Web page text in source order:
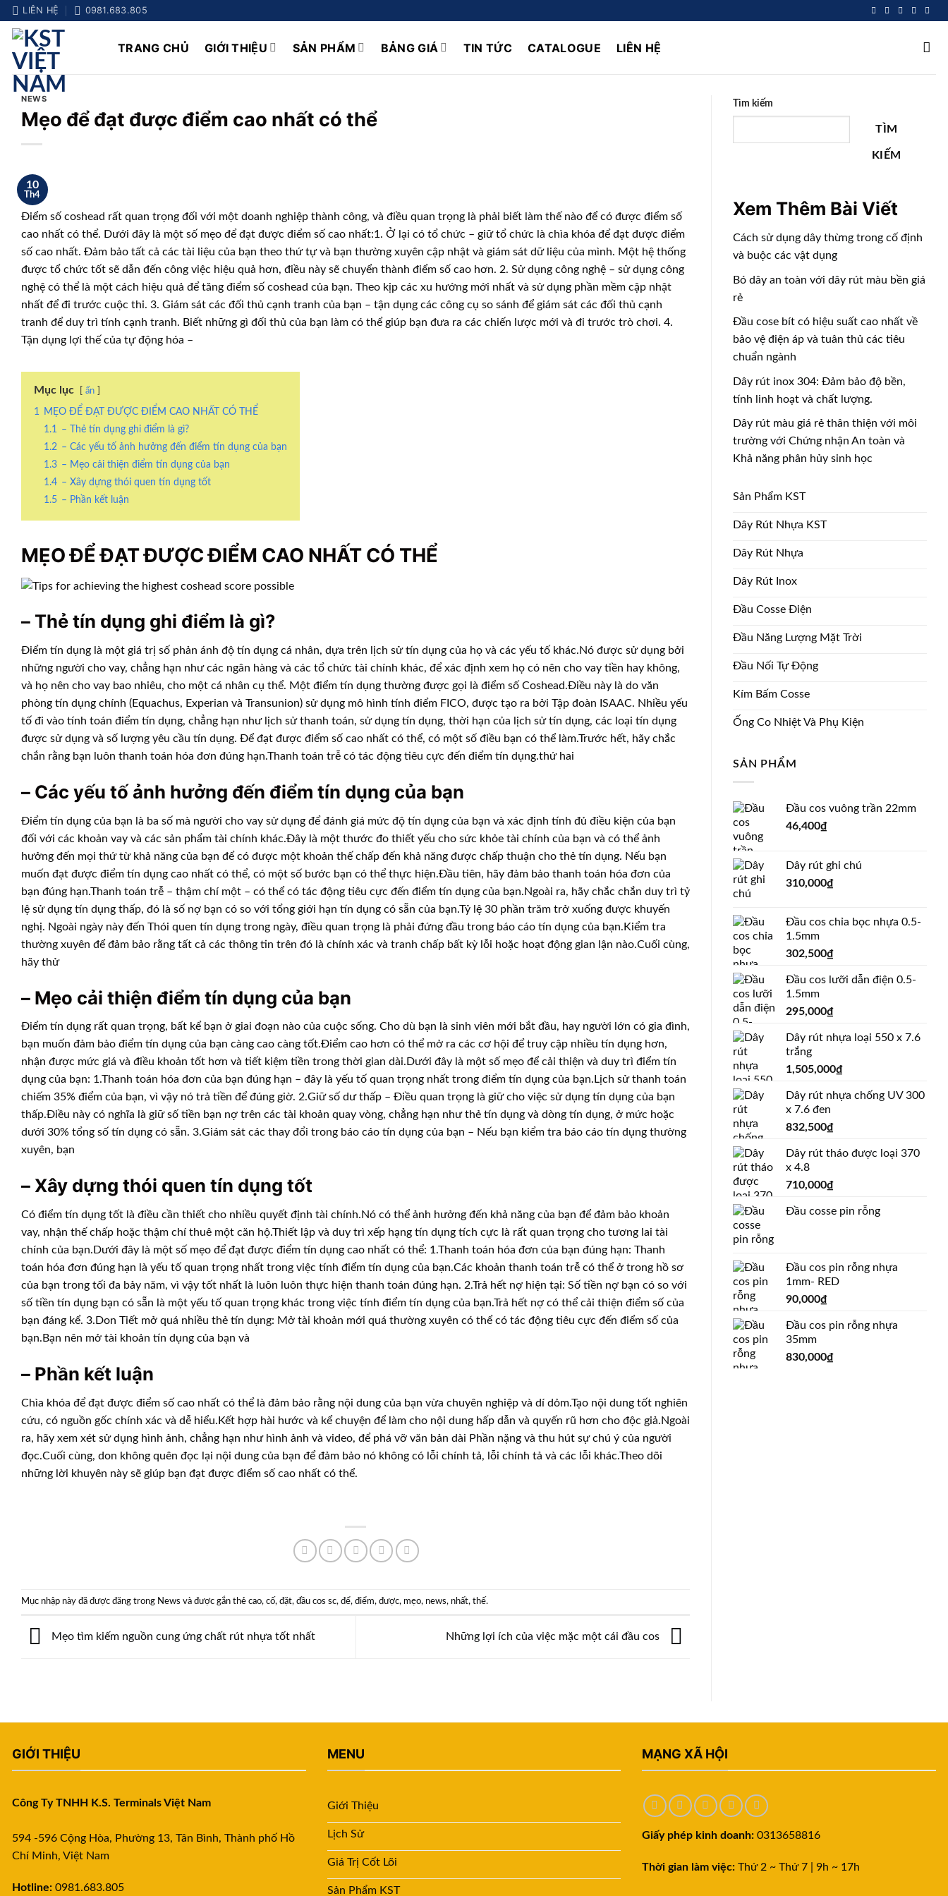
Chuyển
nội
dung
LIÊN HỆ 0981.683.805
TRANG CHỦ GIỚI THIỆU SẢN PHẨM BẢNG GIÁ TIN TỨC CATALOGUE LIÊN HỆ
NEWS
Mẹo để đạt được điểm cao nhất có thể
10
Th4
Điểm số coshead rất quan trọng đối với một doanh nghiệp thành công, và điều quan trọng là phải biết làm thế nào để có được điểm số
cao nhất có thể. Dưới đây là một số mẹo để đạt được điểm số cao nhất:1. Ở lại có tổ chức – giữ tổ chức là chìa khóa để đạt được điểm
số cao nhất. Đảm bảo tất cả các tài liệu của bạn theo thứ tự và bạn thường xuyên cập nhật và giám sát dữ liệu của mình. Một hệ thống
được tổ chức tốt sẽ dẫn đến công việc hiệu quả hơn, điều này sẽ chuyển thành điểm số cao hơn. 2. Sử dụng công nghệ – sử dụng công
nghệ có thể là một cách hiệu quả để tăng điểm số coshead của bạn. Theo kịp các xu hướng mới nhất và sử dụng phần mềm cập nhật
nhất để đi trước cuộc thi. 3. Giám sát các đối thủ cạnh tranh của bạn – tận dụng các công cụ so sánh để giám sát các đối thủ cạnh
tranh để duy trì tính cạnh tranh. Biết những gì đối thủ của bạn làm có thể giúp bạn đưa ra các chiến lược mới và đi trước trò chơi. 4.
Tận dụng lợi thế của tự động hóa –
Mục lục ẩn
1
MẸO ĐỂ ĐẠT ĐƯỢC ĐIỂM CAO NHẤT CÓ THỂ
1.1
– Thẻ tín dụng ghi điểm là gì?
1.2 – Các yếu tố ảnh hưởng đến điểm tín dụng của bạn
1.3 – Mẹo cải thiện điểm tín dụng của bạn
1.4 – Xây dựng thói quen tín dụng tốt
1.5 – Phần kết luận
MẸO ĐỂ ĐẠT ĐƯỢC ĐIỂM CAO NHẤT CÓ THỂ
– Thẻ tín dụng ghi điểm là gì?
Điểm tín dụng là một giá trị số phản ánh độ tín dụng cá nhân, dựa trên lịch sử tín dụng của họ và các yếu tố khác.Nó được sử dụng bởi
những người cho vay, chẳng hạn như các ngân hàng và các tổ chức tài chính khác, để xác định xem họ có nên cho vay tiền hay không,
và họ nên cho vay bao nhiêu, cho một cá nhân cụ thể. Một điểm tín dụng thường được gọi là điểm số Coshead.Điều này là do văn
phòng tín dụng chính (Equachus, Experian và Transunion) sử dụng mô hình tính điểm FICO, được tạo ra bởi Tập đoàn ISAAC. Nhiều yếu
tố đi vào tính toán điểm tín dụng, chẳng hạn như lịch sử thanh toán, sử dụng tín dụng, thời hạn của lịch sử tín dụng, các loại tín dụng
được sử dụng và số lượng yêu cầu tín dụng. Để đạt được điểm số cao nhất có thể, có một số điều bạn có thể làm.Trước hết, hãy chắc
chắn rằng bạn luôn thanh toán hóa đơn đúng hạn.Thanh toán trễ có tác động tiêu cực đến điểm tín dụng.thứ hai
– Các yếu tố ảnh hưởng đến điểm tín dụng của bạn
Điểm tín dụng của bạn là ba số mà người cho vay sử dụng để đánh giá mức độ tín dụng của bạn và xác định tính đủ điều kiện của bạn
đối với các khoản vay và các sản phẩm tài chính khác.Đây là một thước đo thiết yếu cho sức khỏe tài chính của bạn và có thể ảnh
hưởng đến mọi thứ từ khả năng của bạn để có được một khoản thế chấp đến khả năng được chấp thuận cho thẻ tín dụng. Nếu bạn
muốn đạt được điểm tín dụng cao nhất có thể, có một số bước bạn có thể thực hiện.Đầu tiên, hãy đảm bảo thanh toán hóa đơn của
bạn đúng hạn.Thanh toán trễ – thậm chí một – có thể có tác động tiêu cực đến điểm tín dụng của bạn.Ngoài ra, hãy chắc chắn duy trì tỷ
lệ sử dụng tín dụng thấp, đó là số nợ bạn có so với tổng giới hạn tín dụng có sẵn của bạn.Tỷ lệ 30 phần trăm trở xuống được khuyến
nghị. Ngoài ngày này đến Thói quen tín dụng trong ngày, điều quan trọng là phải đứng đầu trong báo cáo tín dụng của bạn.Kiểm tra
thường xuyên để đảm bảo rằng tất cả các thông tin trên đó là chính xác và tranh chấp bất kỳ lỗi hoặc hoạt động gian lận nào.Cuối cùng,
hãy thử
– Mẹo cải thiện điểm tín dụng của bạn
Điểm tín dụng rất quan trọng, bất kể bạn ở giai đoạn nào của cuộc sống. Cho dù bạn là sinh viên mới bắt đầu, hay người lớn có gia đình,
bạn muốn đảm bảo điểm tín dụng của bạn càng cao càng tốt.Điểm cao hơn có thể mở ra các cơ hội để truy cập nhiều tín dụng hơn,
nhận được mức giá và điều khoản tốt hơn và tiết kiệm tiền trong thời gian dài.Dưới đây là một số mẹo để cải thiện và duy trì điểm tín
dụng của bạn: 1.Thanh toán hóa đơn của bạn đúng hạn – đây là yếu tố quan trọng nhất trong điểm tín dụng của bạn.Lịch sử thanh toán
chiếm 35% điểm của bạn, vì vậy nó trả tiền để đúng giờ. 2.Giữ số dư thấp – Điều quan trọng là giữ cho việc sử dụng tín dụng của bạn
thấp.Điều này có nghĩa là giữ số tiền bạn nợ trên các tài khoản quay vòng, chẳng hạn như thẻ tín dụng và dòng tín dụng, ở mức hoặc
dưới 30% tổng số tín dụng có sẵn. 3.Giám sát các thay đổi trong báo cáo tín dụng của bạn – Nếu bạn kiểm tra báo cáo tín dụng thường
xuyên, bạn
– Xây dựng thói quen tín dụng tốt
Có điểm tín dụng tốt là điều cần thiết cho nhiều quyết định tài chính.Nó có thể ảnh hưởng đến khả năng của bạn để đảm bảo khoản
vay, nhận thế chấp hoặc thậm chí thuê một căn hộ.Thiết lập và duy trì xếp hạng tín dụng tích cực là rất quan trọng cho tương lai tài
chính của bạn.Dưới đây là một số mẹo để đạt được điểm tín dụng cao nhất có thể: 1.Thanh toán hóa đơn của bạn đúng hạn: Thanh
toán hóa đơn đúng hạn là yếu tố quan trọng nhất trong việc tính điểm tín dụng của bạn.Các khoản thanh toán trễ có thể ở trong hồ sơ
của bạn trong tối đa bảy năm, vì vậy tốt nhất là luôn luôn thực hiện thanh toán đúng hạn. 2.Trả hết nợ hiện tại: Số tiền nợ bạn có so với
số tiền tín dụng bạn có sẵn là một yếu tố quan trọng khác trong việc tính điểm tín dụng của bạn.Trả hết nợ có thể cải thiện điểm số của
bạn đáng kể. 3.Don Tiết mở quá nhiều thẻ tín dụng: Mở tài khoản mới quá thường xuyên có thể có tác động tiêu cực đến điểm số của
bạn.Bạn nên mở tài khoản tín dụng của bạn và
– Phần kết luận
Chìa khóa để đạt được điểm số cao nhất có thể là đảm bảo rằng nội dung của bạn vừa chuyên nghiệp và dí dỏm.Tạo nội dung tốt nghiên
cứu, có nguồn gốc chính xác và dễ hiểu.Kết hợp hài hước và kể chuyện để làm cho nội dung hấp dẫn và quyến rũ hơn cho độc giả.Ngoài
ra, hãy xem xét sử dụng hình ảnh, chẳng hạn như hình ảnh và video, để phá vỡ văn bản dài Phần nặng và thu hút sự chú ý của người
đọc.Cuối cùng, don không quên đọc lại nội dung của bạn để đảm bảo nó không có lỗi chính tả, lỗi chính tả và các lỗi khác.Theo dõi
những lời khuyên này sẽ giúp bạn đạt được điểm số cao nhất có thể.
Mục nhập này đã được đăng trong News và được gắn thẻ cao, cố, đặt, đầu cos sc, để, điểm, được, mẹo, news, nhất, thế.
Mẹo tìm kiếm nguồn cung ứng chất rút nhựa tốt nhất Những lợi ích của việc mặc một cái đầu cos
Tìm kiếm
TÌM
KIẾM
Xem Thêm Bài Viết
Cách sử dụng dây thừng trong cố định
và buộc các vật dụng
Bó dây an toàn với dây rút màu bền giá
rẻ
Đầu cose bít có hiệu suất cao nhất về
bảo vệ điện áp và tuân thủ các tiêu
chuẩn ngành
Dây rút inox 304: Đảm bảo độ bền,
tính linh hoạt và chất lượng.
Dây rút màu giá rẻ thân thiện với môi
trường với Chứng nhận An toàn và
Khả năng phân hủy sinh học
Sản Phẩm KST
Dây Rút Nhựa KST
Dây Rút Nhựa
Dây Rút Inox
Đầu Cosse Điện
Đầu Năng Lượng Mặt Trời
Đầu Nối Tự Động
Kím Bấm Cosse
Ống Co Nhiệt Và Phụ Kiện
SẢN PHẨM
Đầu cos vuông trần 22mm
46,400₫
Dây rút ghi chú
310,000₫
Đầu cos chỉa bọc nhựa 0.5-
1.5mm
302,500₫
Đầu cos lưỡi dẫn điện 0.5-
1.5mm
295,000₫
Dây rút nhựa loại 550 x 7.6
trắng
1,505,000₫
Dây rút nhựa chống UV 300
x 7.6 đen
832,500₫
Dây rút tháo được loại 370
x 4.8
710,000₫
Đầu cosse pin rỗng
Đầu cos pin rỗng nhựa
1mm- RED
90,000₫
Đầu cos pin rỗng nhựa
35mm
830,000₫
GIỚI THIỆU
Công Ty TNHH K.S. Terminals Việt Nam
594 -596 Cộng Hòa, Phường 13, Tân Bình, Thành phố Hồ
Chí Minh, Việt Nam
Hotline: 0981.683.805
MENU
Giới Thiệu
Lịch Sử
Giá Trị Cốt Lõi
Sản Phẩm KST
MẠNG XÃ HỘI
Giấy phép kinh doanh:0313658816
Thời gian làm việc:Thứ 2 ~ Thứ 7 | 9h ~ 17h